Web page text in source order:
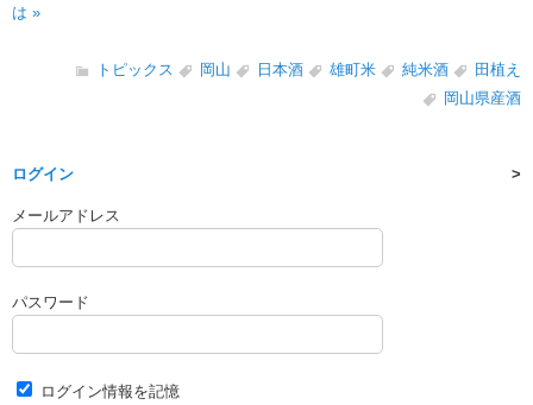
は »
トピックス 岡山 日本酒 雄町米 純米酒
田植え
岡山県産酒
ログイン
メールアドレス
パスワード
ログイン情報を記憶